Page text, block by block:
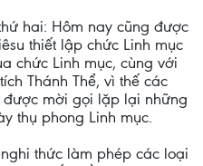
hai: Hôm nay cũng được
thiết lập chức Linh mục
chức Linh mục, cùng với
Thánh Thể, vì thế các
được mời gọi lặp lại những
thụ phong Linh mục.
thức làm phép các loại